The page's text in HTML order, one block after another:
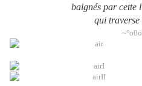
baignés par cette
qui traverse